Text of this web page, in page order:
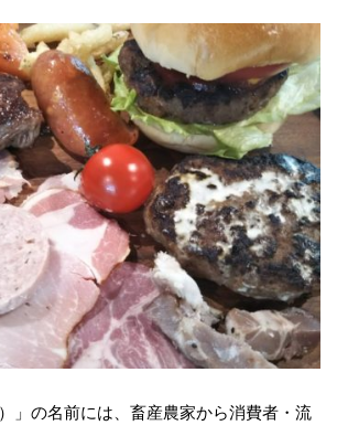
」の名前には、畜産農家から消費者・流